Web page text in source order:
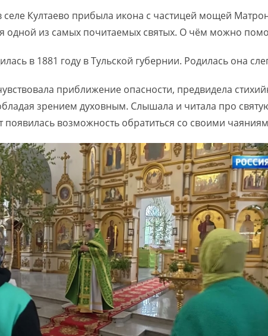
Култаево прибыла икона с частицей мощей
одной из самых почитаемых святых. О чём можно
в 1881 году в Тульской губернии. Родилась она
приближение опасности, предвидела
зрением духовным. Слышала и читала про
появилась возможность обратиться со своими